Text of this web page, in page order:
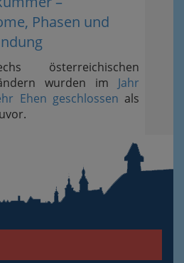
Phasen und
österreichischen
wurden im Jahr
Ehen geschlossen als